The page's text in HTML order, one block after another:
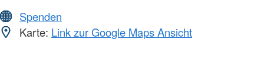
Spenden
Karte: Link zur Google Maps Ansicht